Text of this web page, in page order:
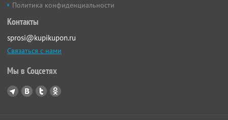
Политика конфиденциальности
Контакты
sprosi@kupikupon.ru
Связаться с нами
Мы в Соцсетях